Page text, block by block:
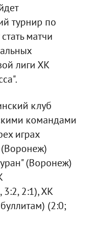
турнир по
матчи
лиги ХК
клуб
командами
играх
(Воронеж)
3:2, 2:1), ХК
(2:0;